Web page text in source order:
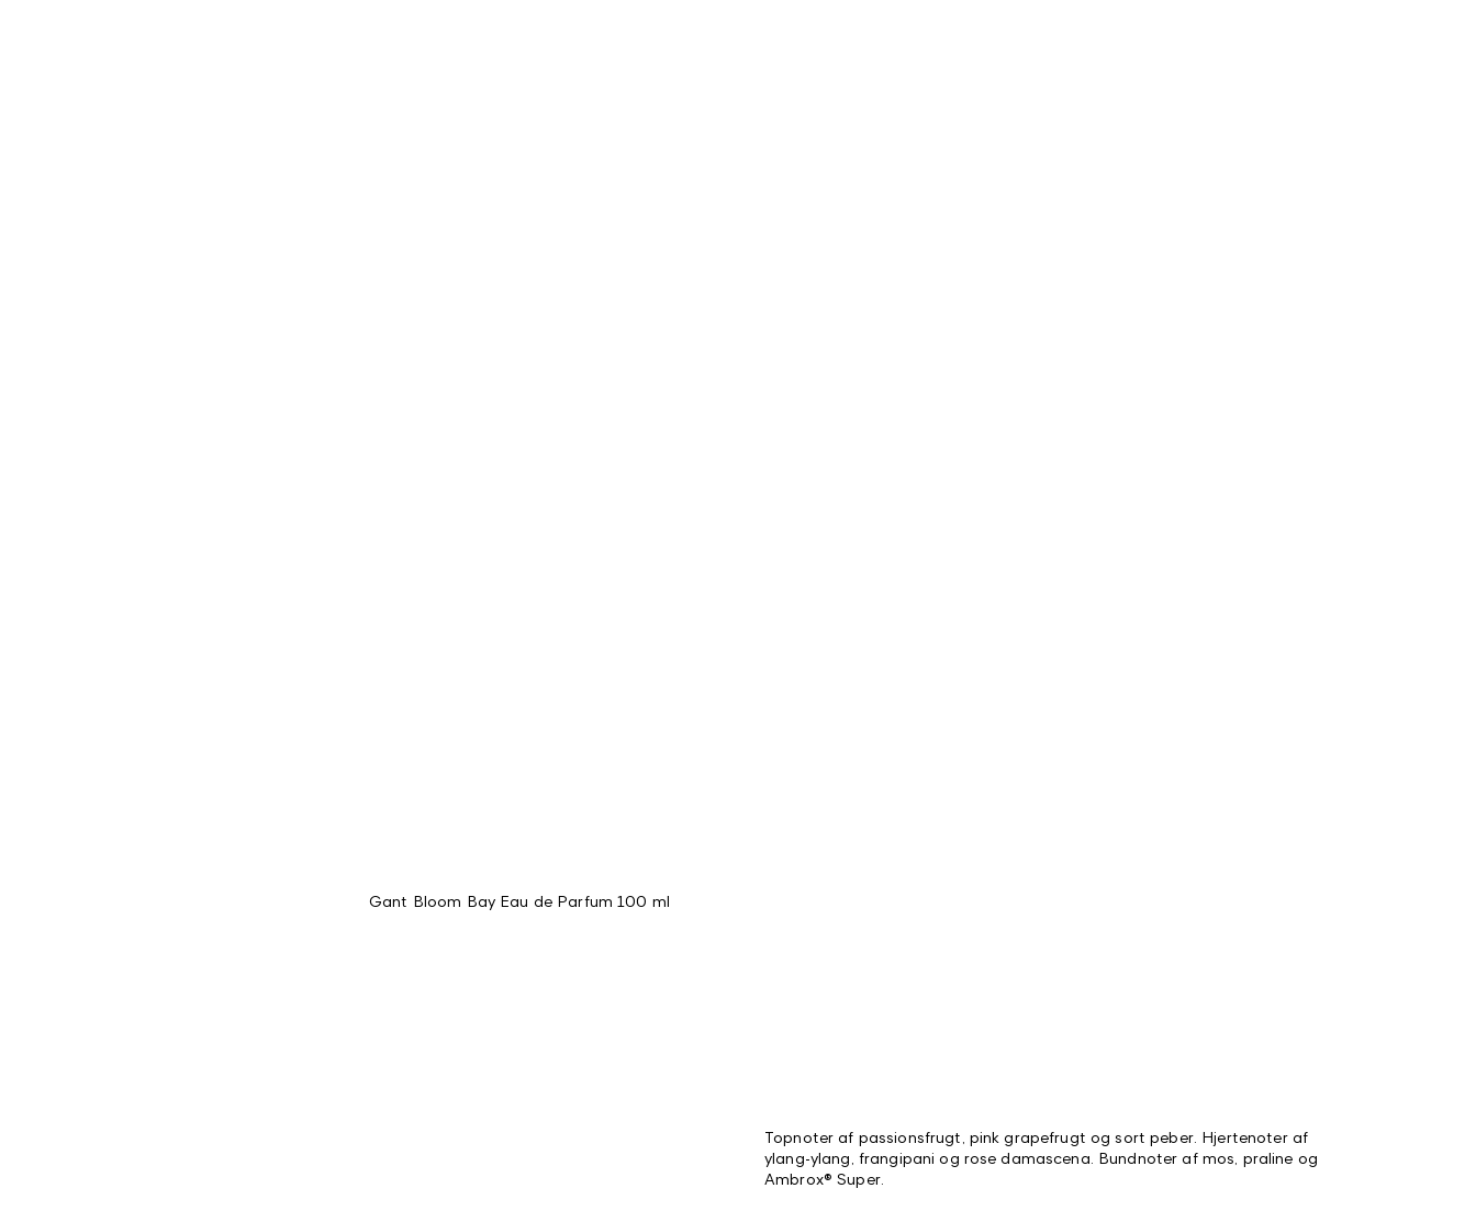
Gant Bloom Bay Eau de Parfum 100 ml
Topnoter af passionsfrugt, pink grapefrugt og sort peber. Hjertenoter af
ylang-ylang, frangipani og rose damascena. Bundnoter af mos, praline og
Ambrox® Super.